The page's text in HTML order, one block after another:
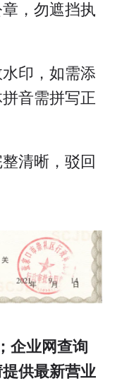
，勿遮挡执
印，如需添
音需拼写正
清晰，驳回
企业网查询
供最新营业